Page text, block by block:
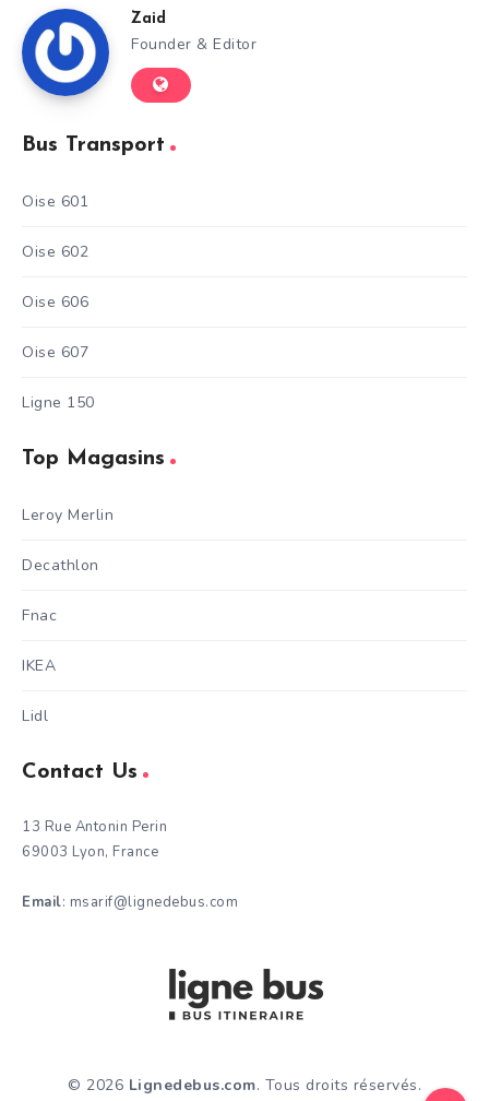
Zaid
Founder & Editor
Bus Transport
Oise 601
Oise 602
Oise 606
Oise 607
Ligne 150
Top Magasins
Leroy Merlin
Decathlon
Fnac
IKEA
Lidl
Contact Us
13 Rue Antonin Perin
69003 Lyon, France
Email: msarif@lignedebus.com
© 2026 Lignedebus.com. Tous droits réservés.